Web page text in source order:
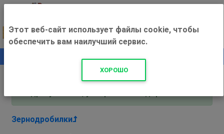
+500 ₽
Внимание! С 3 августа магазин работает по
Зернодробилки
Этот веб-сайт использует файлы cookie, чтобы
обеспечить вам наилучший сервис.
ХОРОШО